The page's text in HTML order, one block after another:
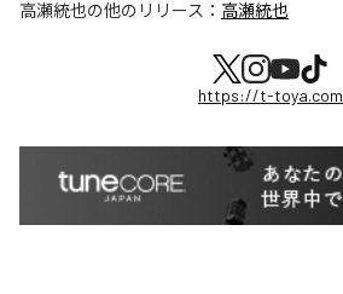
高瀬統也の他のリリース： 高瀬統也
https://t-toya.com